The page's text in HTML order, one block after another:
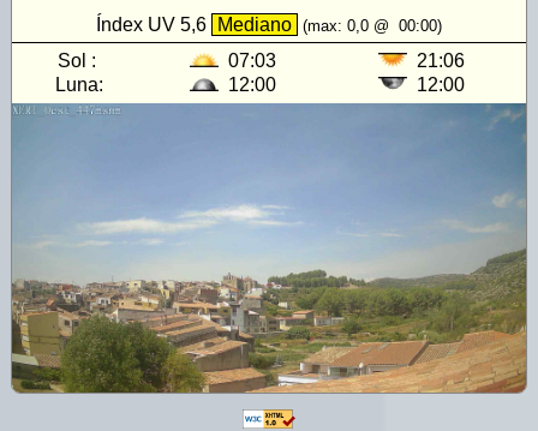
Índex UV 5,6 Mediano (max: 0,0 @ 00:00)
Sol : 07:03
21:06
Luna:
12:00 12:00